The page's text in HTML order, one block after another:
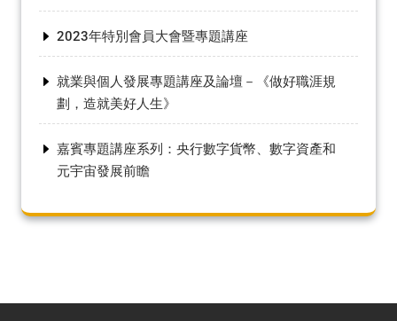
2023年特別會員大會暨專題講座
就業與個人發展專題講座及論壇－《做好職涯規
劃，造就美好人生》
嘉賓專題講座系列：央行數字貨幣、數字資產和
元宇宙發展前瞻